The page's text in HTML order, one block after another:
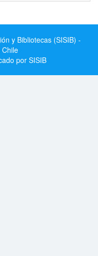
y Bibliotecas (SISIB) -
por SISIB